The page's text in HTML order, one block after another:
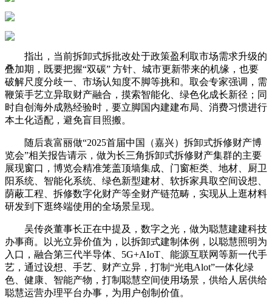
指出，当前拆卸式拆批改处于政策盈利取市场需求升级的
叠加期，既要把握“双碳” 方针、城市更新带来的机缘，也要
破解尺度分歧一、市场认知度不脚等挑和。取会专家强调，需
鞭策手艺立异取财产融合，摸索智能化、绿色化成长新径；同
时自创海外成熟经验时，要立脚国内建建布局、消费习惯进行
本土化适配，避免盲目照搬。
随后袁富丽做“2025首届中国（嘉兴）拆卸式拆修财产博
览会”相关报告请示，做为长三角拆卸式拆修财产集群的主要
展现窗口，博览会精准笼盖顶墙集成、门窗柜类、地材、厨卫
阳系统、智能化系统、绿色新型建材、软拆家具取空间设想、
荫蔽工程、拆修数字化财产等全财产链范畴，实现从上逛材料
研发到下逛终端使用的全场景呈现。
吴传炎董事长正在中提及，数字之光，做为聪慧建建科技
办事商。以光立异价值为，以拆卸式建制体例，以聪慧照明为
入口，融合第三代半导体、5G+AIoT、能源互联网等新一代手
艺，通过设想、手艺、财产立异，打制“光电Alot”一体化绿
色、健康、智能产物，打制聪慧空间使用场景，供给人居供给
聪慧运营办理平台办事，为用户创制价值。